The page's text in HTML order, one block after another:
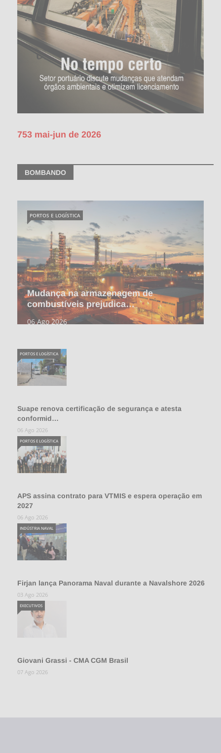
753 mai-jun de 2026
BOMBANDO
Mudança na armazenagem de
combustíveis prejudica…
06 Ago 2026
PORTOS E LOGÍSTICA
Suape renova certificação de segurança e atesta
conformid…
PORTOS E LOGÍSTICA
06 Ago 2026
APS assina contrato para VTMIS e espera operação em
2027
PORTOS E LOGÍSTICA
06 Ago 2026
Firjan lança Panorama Naval durante a Navalshore 2026
INDÚSTRIA NAVAL
03 Ago 2026
Giovani Grassi - CMA CGM Brasil
EXECUTIVOS
07 Ago 2026